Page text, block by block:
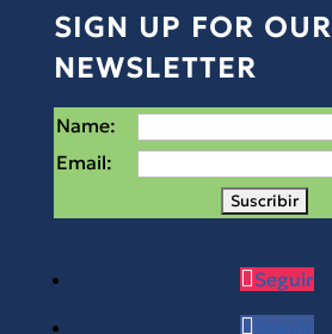
SIGN UP FOR OUR
NEWSLETTER
Name:
Email:
Seguir